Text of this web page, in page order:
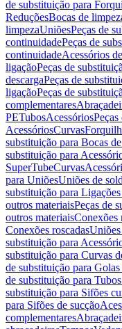
de substituição para
ReduçõesBocas de
limpezaUniõesPeças de
continuidadePeças de
continuidadeAcessórios
ligaçãoPeças de
descargaPeças de
ligaçãoPeças de
complementares
PETubosAcessórios
AcessóriosCurvas
substituição para Bocas
substituição para
SuperTubeCurvas
para UniõesUniões de
substituição para
outros materiaisPeças de
outros materiaisConexões
Conexões roscadas
substituição para
substituição para Curvas
de substituição para
de substituição para
substituição para Sifões
para Sifões de sucção
complementares